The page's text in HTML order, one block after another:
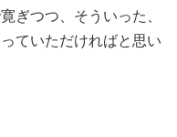
ぎつつ、そういった、
ていただければと思い